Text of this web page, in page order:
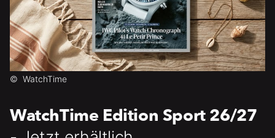
© WatchTime
WatchTime Edition Sport 26/27